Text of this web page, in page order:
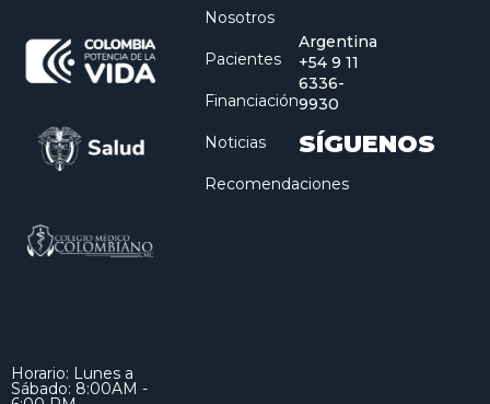
Horario: Lunes a
Sábado: 8:00AM -
Nosotros
Pacientes
Financiación
Noticias
Recomendaciones
Argentina
+54 9 11
6336-
9930
SÍGUENOS